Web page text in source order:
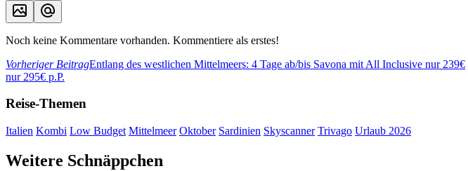
Noch keine Kommentare vorhanden. Kommentiere als erstes!
Vorheriger BeitragEntlang des westlichen Mittelmeers: 4 Tage ab/bis Savona mit All Inclusive nur 239€
nur 295€ p.P.
Reise-Themen
Italien Kombi Low Budget Mittelmeer Oktober Sardinien Skyscanner Trivago Urlaub 2026
Weitere Schnäppchen